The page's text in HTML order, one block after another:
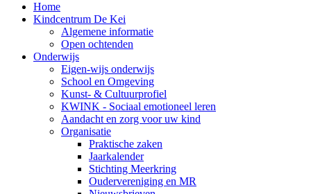
Home
Kindcentrum De Kei
Algemene informatie
Open ochtenden
Onderwijs
Eigen-wijs onderwijs
School en Omgeving
Kunst- & Cultuurprofiel
KWINK - Sociaal emotioneel leren
Aandacht en zorg voor uw kind
Organisatie
Praktische zaken
Jaarkalender
Stichting Meerkring
Oudervereniging en MR